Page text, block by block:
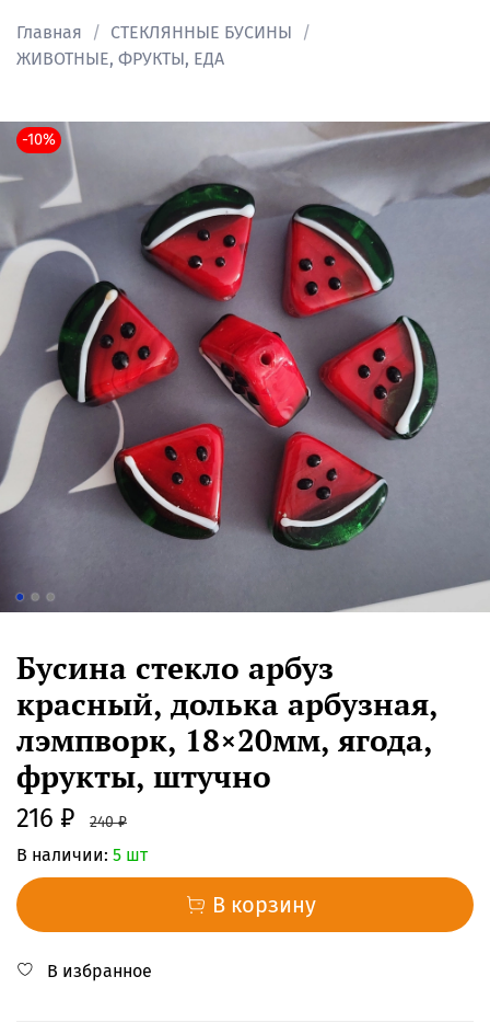
Главная
СТЕКЛЯННЫЕ БУСИНЫ
ЖИВОТНЫЕ, ФРУКТЫ, ЕДА
-10%
Бусина стекло арбуз
красный, долька арбузная,
лэмпворк, 18×20мм, ягода,
фрукты, штучно
216 ₽ 240 ₽
В наличии: 5 шт
В корзину
В избранное